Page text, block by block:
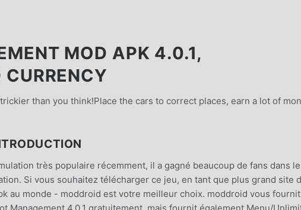
MOD APK 4.0.1,
than you think!Place the cars to correct places, earn a lot of
très populaire récemment, il a gagné beaucoup de fans dans le
Si vous souhaitez télécharger ce jeu, en tant que plus grand site
au monde - moddroid est votre meilleur choix. moddroid vous